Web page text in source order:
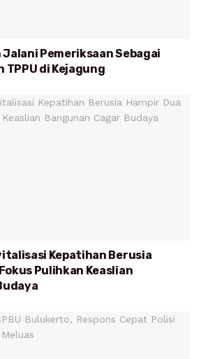
Pemeriksaan Sebagai
TPPU di Kejagung
Kepatihan Berusia
Pulihkan Keaslian